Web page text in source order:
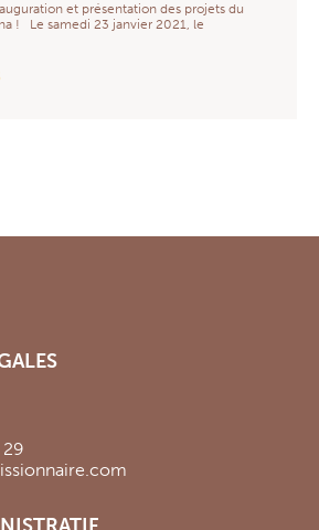
et présentation des projets du
! Le samedi 23 janvier 2021, le
29